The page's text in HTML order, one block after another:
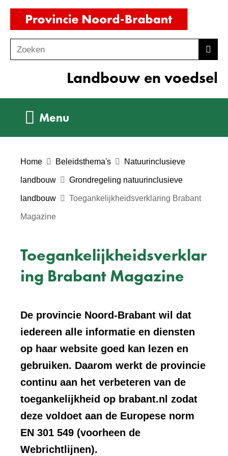
Ga
de
inhoud
o
Zoeken
Landbouw en voedsel
Menu
Home Beleidsthema's Natuurinclusieve
landbouw Grondregeling natuurinclusieve
landbouw Toegankelijkheidsverklaring Brabant
Magazine
Toegankelijkheidsverklar
ing Brabant Magazine
De provincie Noord-Brabant wil dat
iedereen alle informatie en diensten
op haar website goed kan lezen en
gebruiken. Daarom werkt de provincie
continu aan het verbeteren van de
toegankelijkheid op brabant.nl zodat
deze voldoet aan de Europese norm
EN 301 549 (voorheen de
Webrichtlijnen).